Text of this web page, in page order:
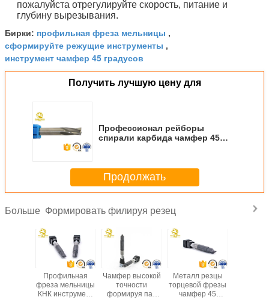
пожалуйста отрегулируйте скорость, питание и
глубину вырезывания.
Бирки: профильная фреза мельницы ,
сформируйте режущие инструменты ,
инструмент чамфер 45 градусов
Получить лучшую цену для
Профессионал рейборы
спирали карбида чамфер 45
Продолжать
Больше Формировать филируя резец
Профильная
фреза мельницы
КНК инструмент
Чамфер высокой
точности
формируя паз
Металл резцы
торцевой фрезы
чамфер 45